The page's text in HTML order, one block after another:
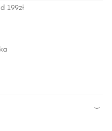
199zł